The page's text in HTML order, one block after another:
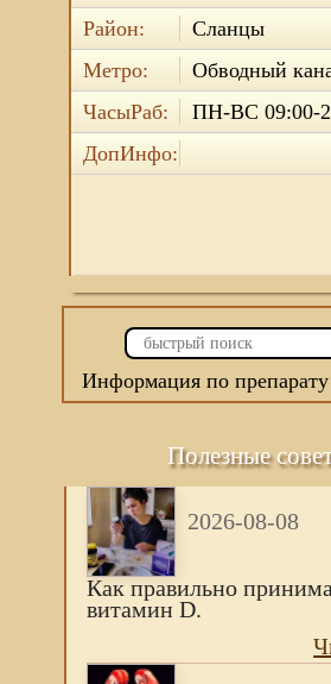
Район:
Сланцы
Метро:
Обводный
ЧасыРаб:
ПН-ВС 09:00-
ДопИнфо:
Информация по препарату
Полезные
2026-08-08
Как правильно
витамин D.